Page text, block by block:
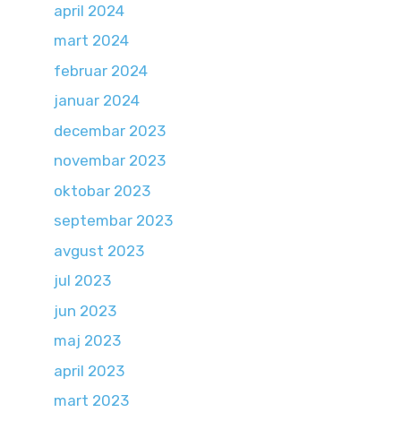
april 2024
mart 2024
februar 2024
januar 2024
decembar 2023
novembar 2023
oktobar 2023
septembar 2023
avgust 2023
jul 2023
jun 2023
maj 2023
april 2023
mart 2023